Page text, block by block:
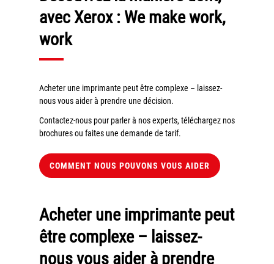
couleur
Imprimante multifonctions couleur Xerox® VersaLink®
C7120/C7125/C7130
Apps
Audit de Sécurité Informatique
Sécurité des périphériques d’impression
Mobilité
Service de Gestion d’impression (MPS)
avec Xerox : We make work,
work
Acheter une imprimante peut être complexe – laissez-
nous vous aider à prendre une décision.
Contactez-nous pour parler à nos experts, téléchargez nos
brochures ou faites une demande de tarif.
COMMENT NOUS POUVONS VOUS AIDER
Acheter une imprimante peut
être complexe – laissez-
nous vous aider à prendre